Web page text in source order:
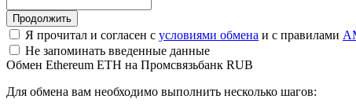
Я прочитал и согласен с условиями обмена и с правилами
Не запоминать введенные данные
Обмен Ethereum ETH на Промсвязьбанк RUB
Для обмена вам необходимо выполнить несколько шагов: